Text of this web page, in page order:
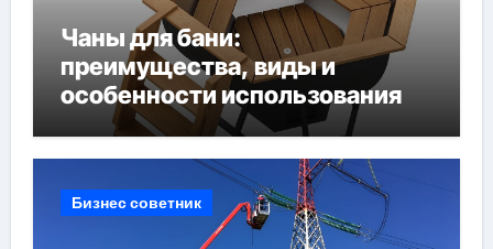
Чаны для бани:
преимущества, виды и
особенности использования
Бизнес советник